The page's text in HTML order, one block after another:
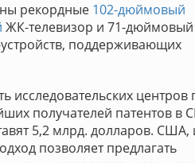
рекордные 102-дюймовый
ЖК-телевизор и 71-дюймовый
поддерживающих
исследовательских центров
получателей патентов в
5,2 млрд. долларов. США,
позволяет предлагать